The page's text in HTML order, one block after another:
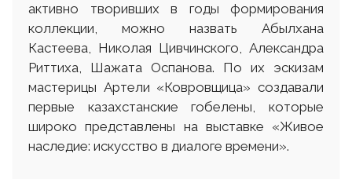
активно творивших в годы формирования
коллекции, можно назвать Абылхана
Кастеева, Николая Цивчинского, Александра
Риттиха, Шажата Оспанова. По их эскизам
мастерицы Артели «Ковровщица» создавали
первые казахстанские гобелены, которые
широко представлены на выставке «Живое
наследие: искусство в диалоге времени».